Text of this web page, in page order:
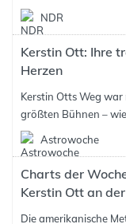
NDR
Kerstin Ott: Ihre
Herzen
Kerstin Otts Weg
größten Bühnen –
Astrowoche
Charts der
Kerstin Ott an
Die amerikanische